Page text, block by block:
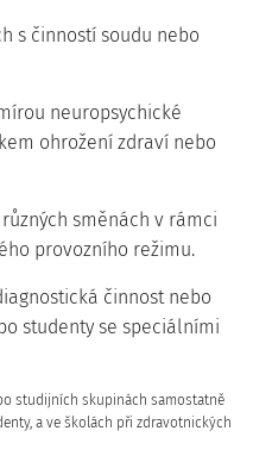
s činností soudu nebo
neuropsychické
ohrožení zdraví nebo
směnách v rámci
provozního režimu.
činnost nebo
studenty se speciálními
studijních skupinách samostatně
a ve školách při zdravotnických